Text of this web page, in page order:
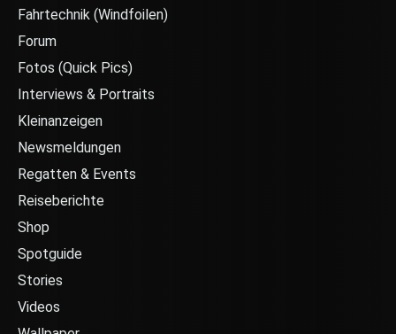
Fahrtechnik (Windfoilen)
Forum
Fotos (Quick Pics)
Interviews & Portraits
Kleinanzeigen
Newsmeldungen
Regatten & Events
Reiseberichte
Shop
Spotguide
Stories
Videos